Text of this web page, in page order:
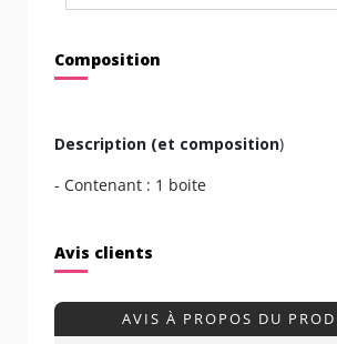
Composition
Description (et composition)
- Contenant : 1 boite
Avis clients
AVIS À PROPOS DU